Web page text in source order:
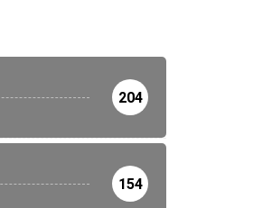
204
154